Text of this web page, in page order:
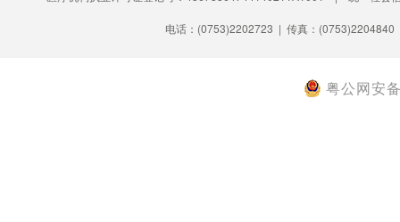
电话：(0753)2202723 | 传真：
粤公网安